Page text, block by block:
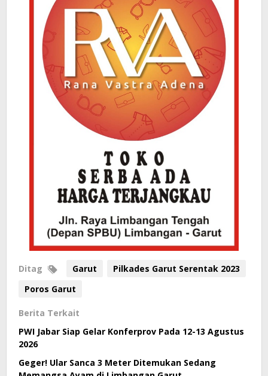
Ditag Garut
Pilkades Garut Serentak 2023
Poros Garut
Berita Terkait
PWI Jabar Siap Gelar Konferprov Pada 12-13 Agustus
2026
Geger! Ular Sanca 3 Meter Ditemukan Sedang